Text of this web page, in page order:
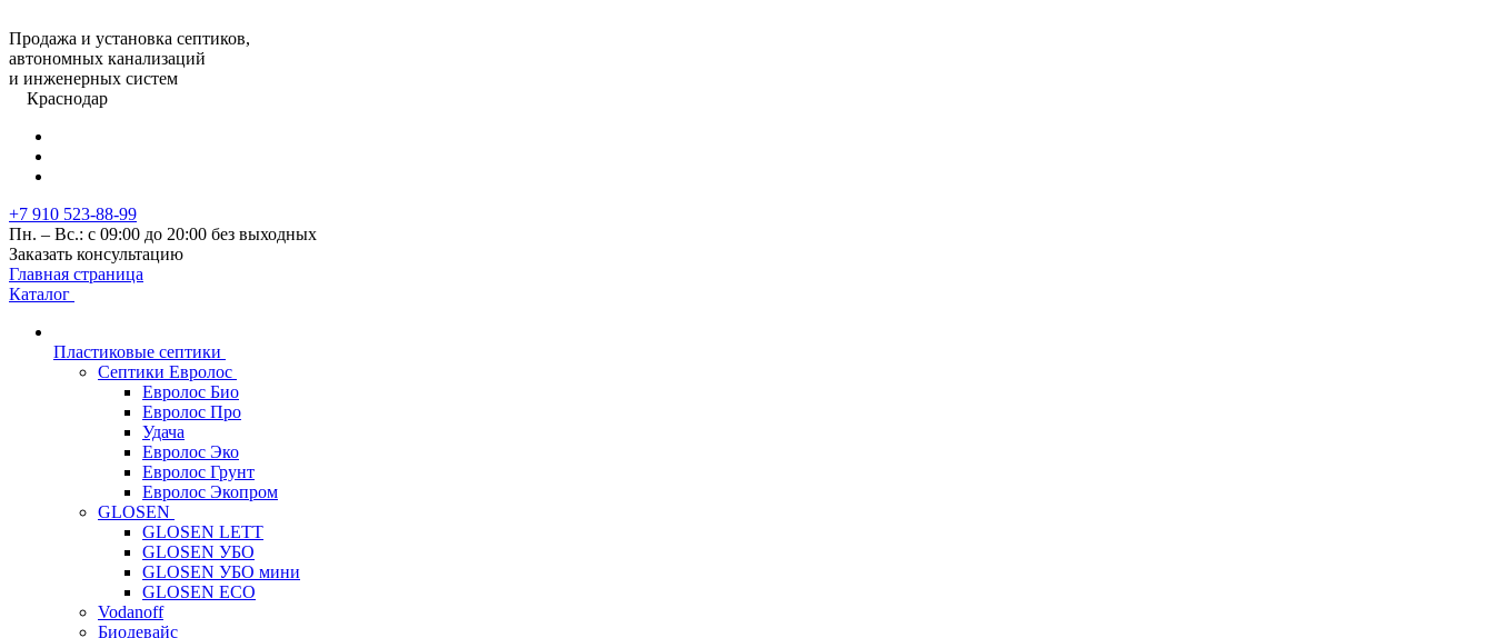
Продажа и установка септиков,
автономных канализаций
и инженерных систем
Краснодар
+7 910 523-88-99
Пн. – Вс.: с 09:00 до 20:00 без выходных
Заказать консультацию
Главная страница
Каталог
Пластиковые септики
Септики Евролос
Евролос Био
Евролос Про
Удача
Евролос Эко
Евролос Грунт
Евролос Экопром
GLOSEN
GLOSEN LETT
GLOSEN УБО
GLOSEN УБО мини
GLOSEN ECO
Vodanoff
Биодевайс